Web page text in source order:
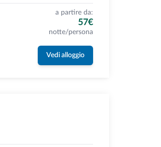
a partire da:
57€
notte/persona
Vedi alloggio